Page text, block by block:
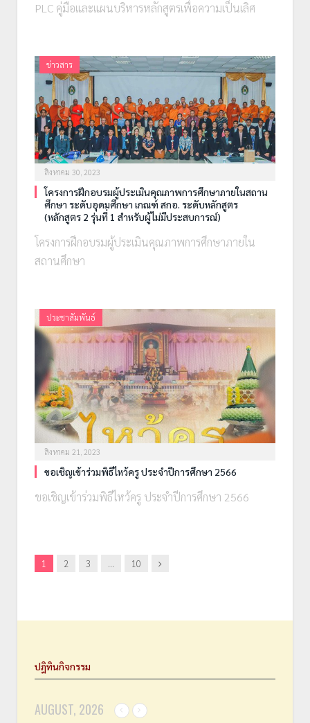
PLC คู่มือและแผนบริหารหลักสูตรเพื่อความเป็นเลิศ
ข่าวสาร
สิงหาคม 30, 2023
โครงการฝึกอบรมผู้ประเมินคุณภาพการศึกษาภายในสถาน
ศึกษา ระดับอุดมศึกษา เกณฑ์ สกอ. ระดับหลักสูตร
(หลักสูตร 2 รุ่นที่ 1 สำหรับผู้ไม่มีประสบการณ์)
โครงการฝึกอบรมผู้ประเมินคุณภาพการศึกษาภายใน
สถานศึกษา
ประชาสัมพันธ์
สิงหาคม 21, 2023
ขอเชิญเข้าร่วมพิธีไหว้ครู ประจำปีการศึกษา 2566
ขอเชิญเข้าร่วมพิธีไหว้ครู ประจำปีการศึกษา 2566
1 2 3 … 10 Next
ปฎิทินกิจกรรม
AUGUST, 2026